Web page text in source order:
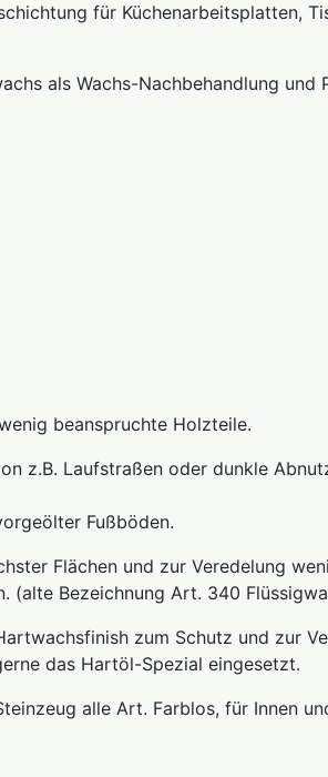
für Küchenarbeitsplatten,
als Wachs-Nachbehandlung und
beanspruchte Holzteile.
z.B. Laufstraßen oder dunkle
Fußböden.
Flächen und zur Veredelung
(alte Bezeichnung Art. 340
zum Schutz und zur
das Hartöl-Spezial eingesetzt.
alle Art. Farblos, für Innen